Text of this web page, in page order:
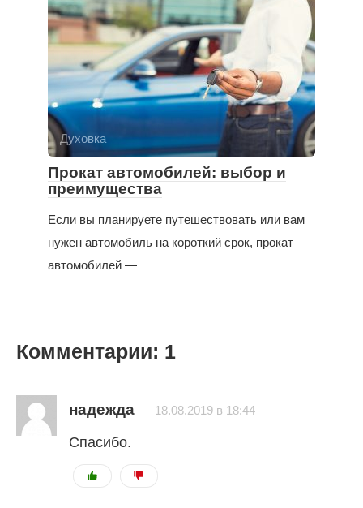
Духовка
Прокат автомобилей: выбор и
преимущества
Если вы планируете путешествовать или вам
нужен автомобиль на короткий срок, прокат
автомобилей —
Комментарии: 1
надежда 18.08.2019 в 18:44
Спасибо.